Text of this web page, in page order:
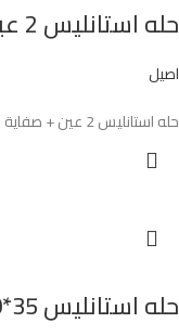
حله استانليس 2 عين وصفاية بفتحة خلاط 50*103
اصيل
حله استانليس 2 عين + صفاية شفة فلات وفتحة خلاط 50*103 سم - 0.8مم صرف 3بوصة + سلة استانليس + سلة بلاستيك + طقم التثيت اصيل تركي AS-75
حله استانليس 35*40